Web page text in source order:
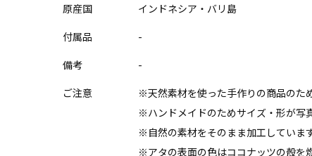
原産国
インドネシア・バリ島
付属品
-
備考
-
ご注意
※天然素材を使った手作りの商品のた
※ハンドメイドのためサイズ・形が写
※自然の素材をそのまま加工していま
※アタの表面の色はココナッツの殻を